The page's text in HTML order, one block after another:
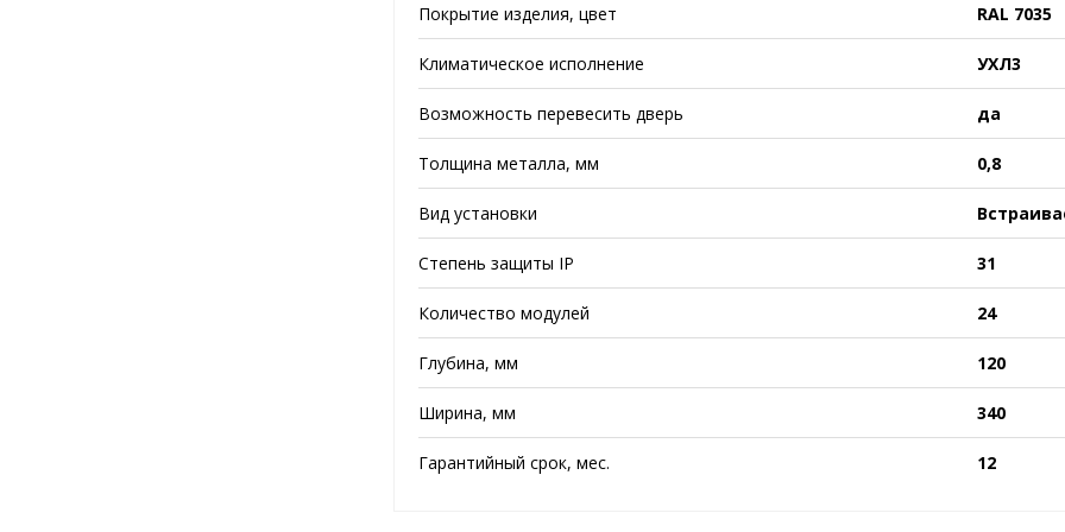
Покрытие изделия, цвет RAL 7035
Климатическое исполнение УХЛ3
Возможность перевесить дверь да
Толщина металла, мм 0,8
Вид установки
Степень защиты IP 31
Количество модулей 24
Глубина, мм 120
Ширина, мм 340
Гарантийный срок, мес. 12